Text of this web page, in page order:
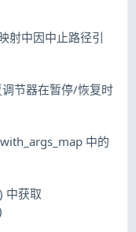
射中因中止路径引
节器在暂停/恢复时
中的
中获取